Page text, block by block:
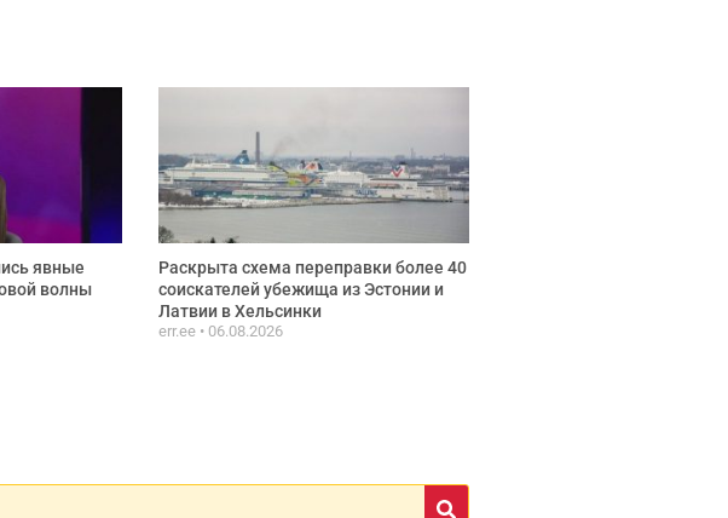
явные
волны
Раскрыта схема переправки более 40
соискателей убежища из Эстонии и
Латвии в Хельсинки
err.ee 06.08.2026